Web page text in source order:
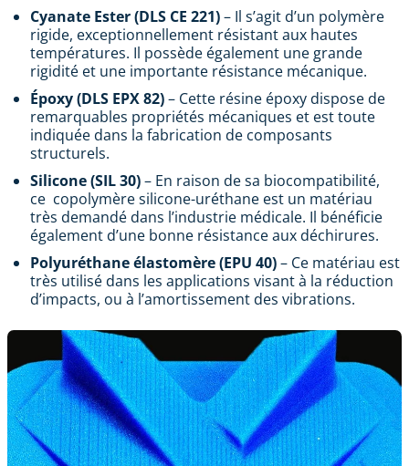
Cyanate Ester (DLS CE 221)– Il s’agit d’un polymère
rigide, exceptionnellement résistant aux hautes
températures. Il possède également une grande
rigidité et une importante résistance mécanique.
Époxy (DLS EPX 82)– Cette résine époxy dispose de
remarquables propriétés mécaniques et est toute
indiquée dans la fabrication de composants
structurels.
Silicone (SIL 30)– En raison de sa biocompatibilité,
ce copolymère silicone-uréthane est un matériau
très demandé dans l’industrie médicale. Il bénéficie
également d’une bonne résistance aux déchirures.
Polyuréthane élastomère (EPU 40)– Ce matériau est
très utilisé dans les applications visant à la réduction
d’impacts, ou à l’amortissement des vibrations.